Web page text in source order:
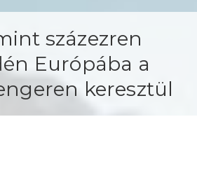
százezren
Európába a
keresztül